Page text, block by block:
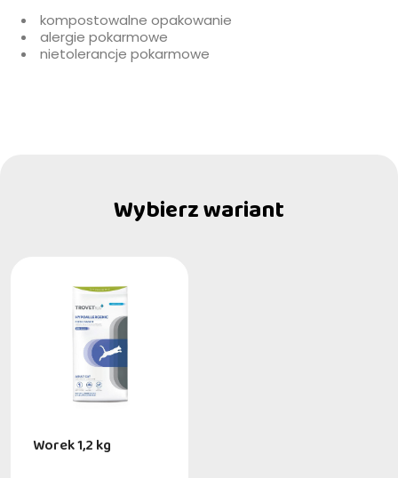
kompostowalne opakowanie
alergie pokarmowe
nietolerancje pokarmowe
Wybierz wariant
Worek 1,2 kg